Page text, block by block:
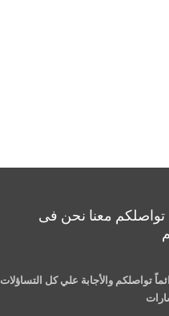
تواصلكم معنا نحن فى
تواصلكم والأجابة علي كل التساؤلات